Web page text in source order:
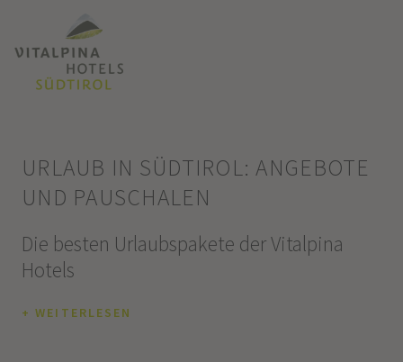
URLAUB IN SÜDTIROL: ANGEBOTE
UND PAUSCHALEN
Die besten Urlaubspakete der Vitalpina
Hotels
+ WEITERLESEN